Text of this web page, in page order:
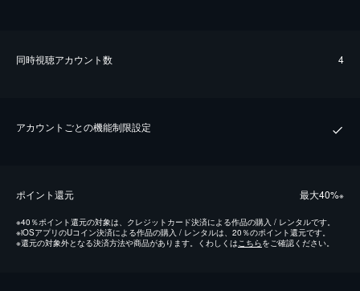
同時視聴アカウント数 4
アカウントごとの機能制限設定
ポイント還元 最⼤40%※
※40％ポイント還元の対象は、クレジットカード決済による作品の購入 / レンタルです。
※iOSアプリのUコイン決済による作品の購入 / レンタルは、20％のポイント還元です。
※還元の対象外となる決済方法や商品があります。くわしくはこちらをご確認ください。